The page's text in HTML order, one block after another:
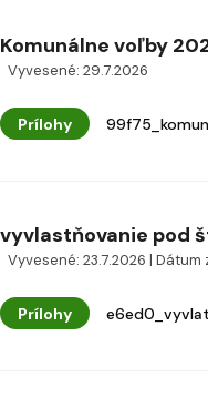
Komunálne voľby
Vyvesené: 29.7.2026
Prílohy
vyvlastňovanie pod
Vyvesené: 23.7.2026 | Dátum
Prílohy